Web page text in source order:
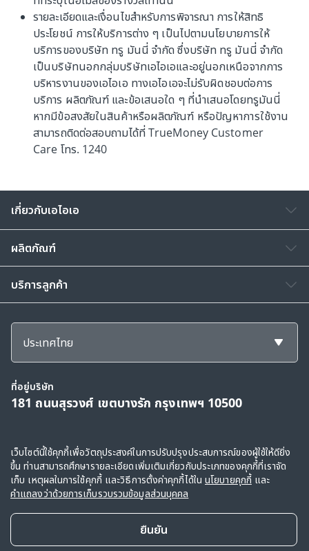
รายละเอียดและเงื่อนไขสำหรับการพิจารณา การให้สิทธิ
ประโยชน์ การให้บริการต่าง ๆ เป็นไปตามนโยบายการให้
บริการของบริษัท ทรู มันนี่ จำกัด ซึ่งบริษัท ทรู มันนี่ จำกัด
เป็นบริษัทนอกกลุ่มบริษัทเอไอเอและอยู่นอกเหนือจากการ
บริหารงานของเอไอเอ ทางเอไอเอจะไม่รับผิดชอบต่อการ
บริการ ผลิตภัณฑ์ และข้อเสนอใด ๆ ที่นำเสนอโดยทรูมันนี่
หากมีข้อสงสัยในสินค้าหรือผลิตภัณฑ์ หรือปัญหาการใช้งาน
สามารถติดต่อสอบถามได้ที่ TrueMoney Customer
Care โทร. 1240
เกี่ยวกับเอไอเอ
ผลิตภัณฑ์
บริการลูกค้า
ประเทศไทย
ที่อยู่บริษัท
181 ถนนสุรวงศ์ เขตบางรัก กรุงเทพฯ 10500
สงวนลิขสิทธิ์ © 2568, กลุ่มบริษัทเอไอเอ และบริษัทในเครือ ขอสงวนสิทธิ์ทั้งหมดตาม
กฎหมาย
ข้อตกลงการใช้|คำแถลงว่าด้วยการเก็บรวบรวมข้อมูลส่วนบุคคล
เว็บไซต์นี้ใช้คุกกี้เพื่อวัตถุประสงค์ในการปรับปรุงประสบการณ์ของผู้ใช้ให้ดียิ่ง
ขึ้น ท่านสามารถศึกษารายละเอียดเพิ่มเติมเกี่ยวกับประเภทของคุกกี้ที่เราจัด
เก็บ เหตุผลในการใช้คุกกี้ และวิธีการตั้งค่าคุกกี้ได้ใน นโยบายคุกกี้และ
คำแถลงว่าด้วยการเก็บรวบรวมข้อมูลส่วนบุคคล
ยืนยัน